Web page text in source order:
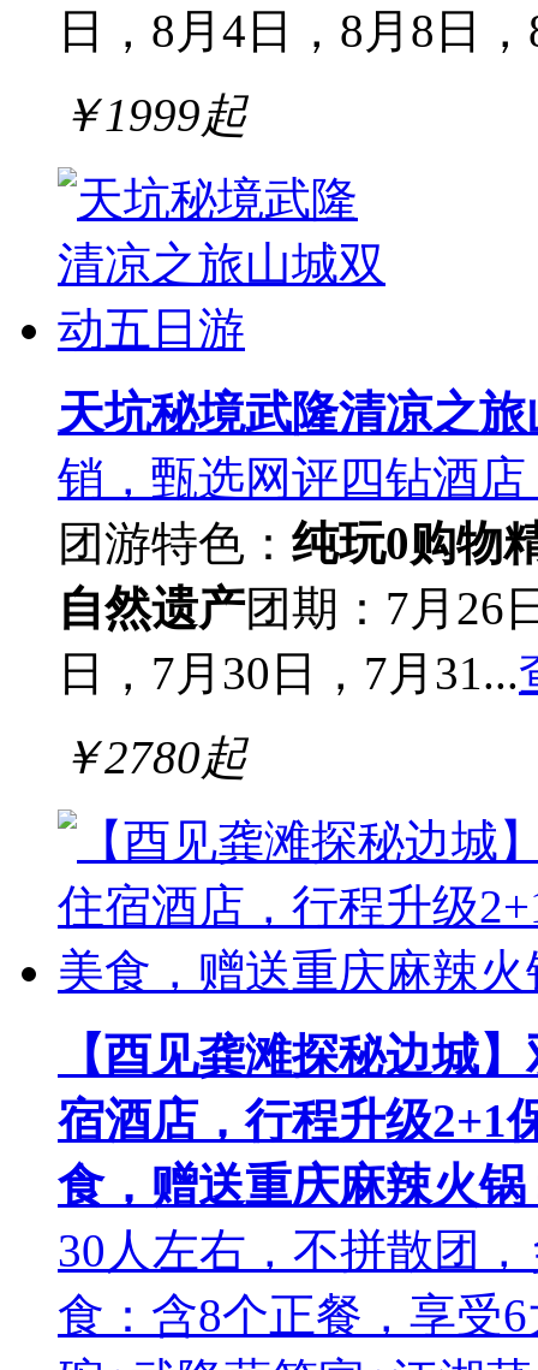
日，8月4日，8月8日
￥1999起
天坑秘境武隆清凉之
销，甄选网评四钻酒
团游特色： 纯玩0购物
自然遗产团期：7月26
日，7月30日，7月31...
￥2780起
【酉见龚滩探秘边城
宿酒店，行程升级2+1
食，赠送重庆麻辣火锅
30人左右，不拼散团
食：含8个正餐，享受